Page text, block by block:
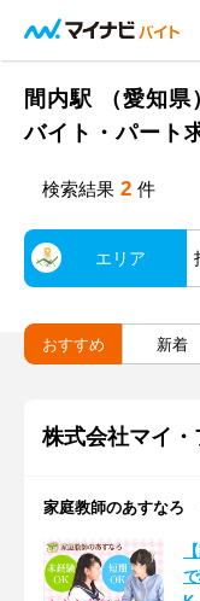
間内駅 （愛知県
バイト・パート
検索結果 2 件
エリア
おすすめ 新着
株式会社マイ・
家庭教師のあすなろ